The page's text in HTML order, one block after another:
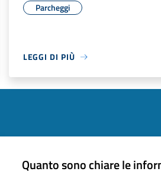
Parcheggi
LEGGI DI PIÙ
Quanto sono chiare le